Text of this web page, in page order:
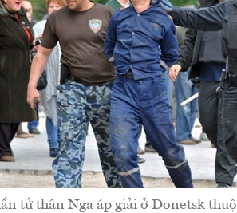
tử thân Nga áp giải ở Donetsk